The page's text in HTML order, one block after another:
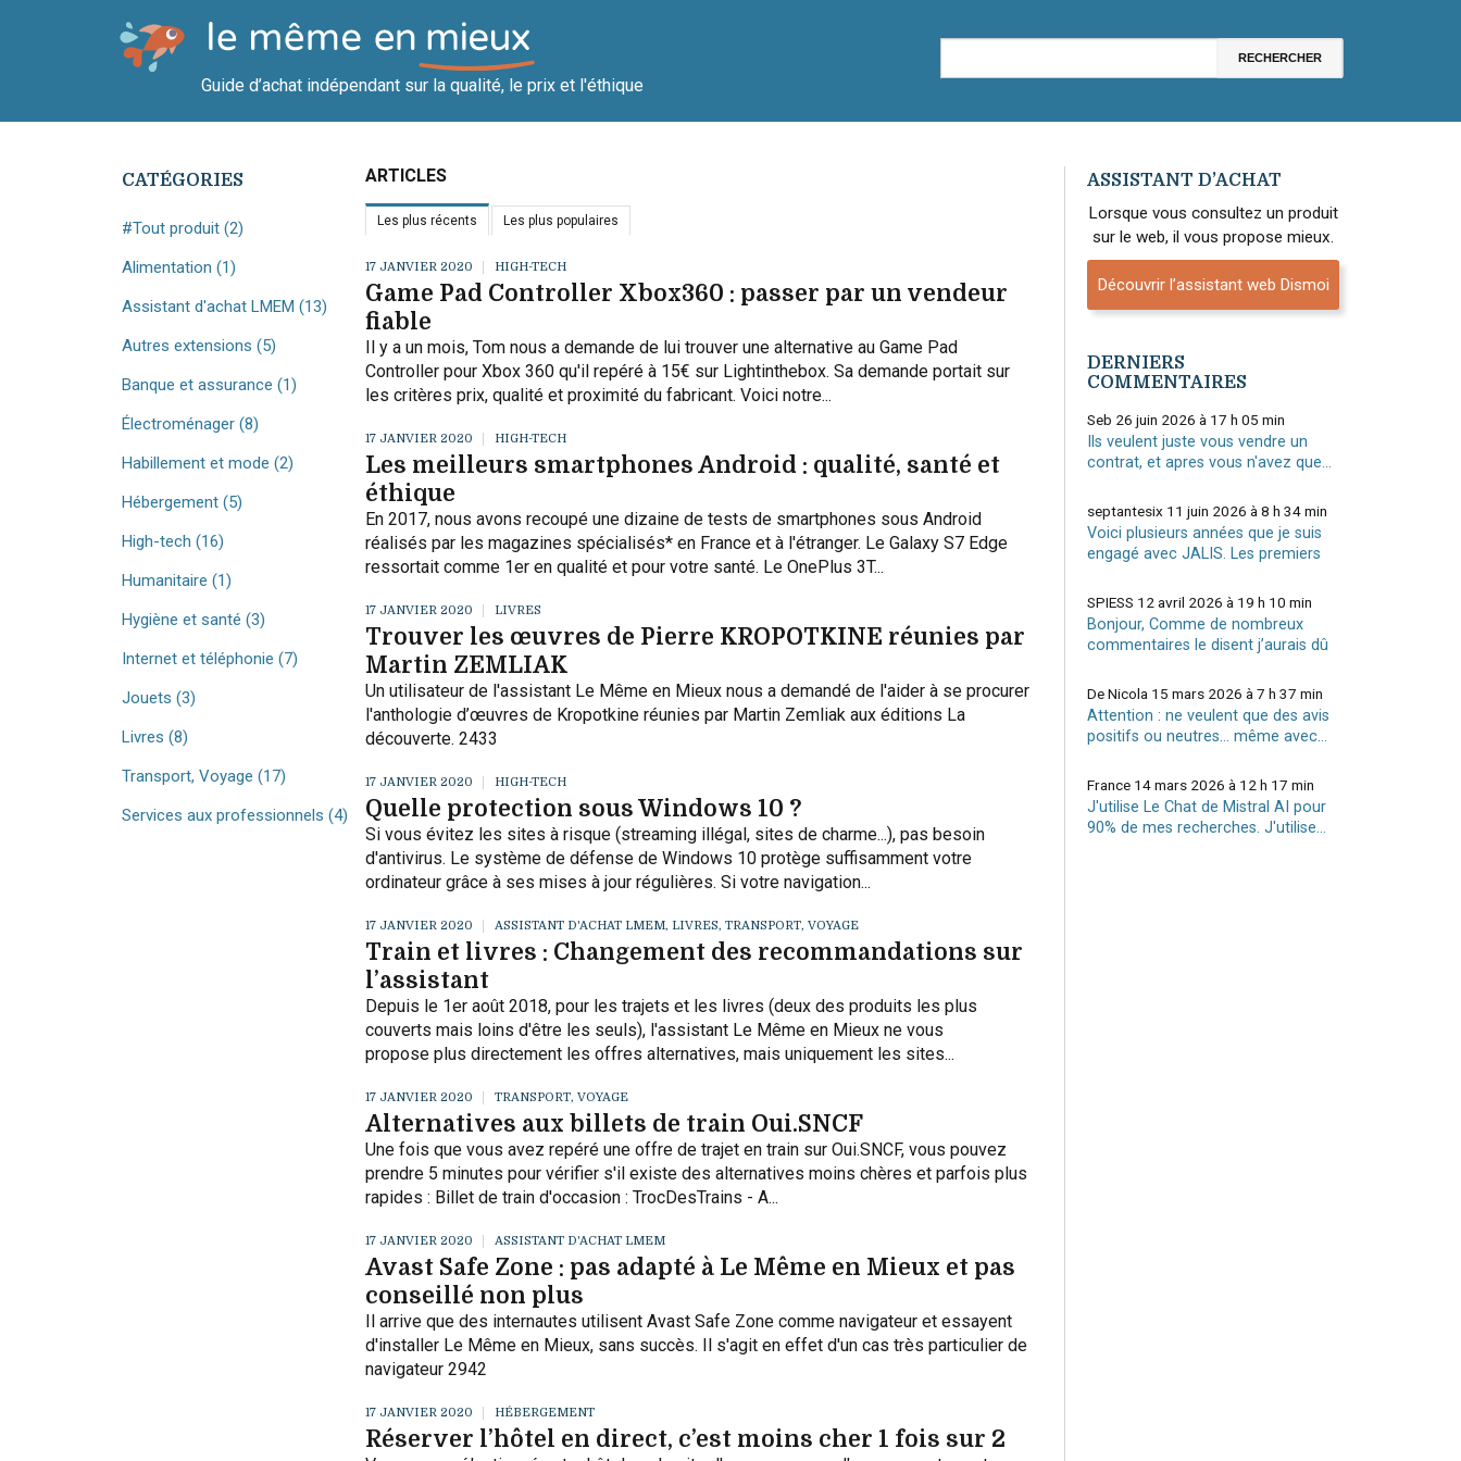
Guide d’achat indépendant sur la qualité, le prix et l'éthique
CATÉGORIES
#Tout produit (2)
Alimentation (1)
Assistant d'achat LMEM (13)
Autres extensions (5)
Banque et assurance (1)
Électroménager (8)
Habillement et mode (2)
Hébergement (5)
High-tech (16)
Humanitaire (1)
Hygiène et santé (3)
Internet et téléphonie (7)
Jouets (3)
Livres (8)
Transport, Voyage (17)
Services aux professionnels (4)
ARTICLES
Les plus récents Les plus populaires
17 JANVIER 2020 HIGH-TECH
Game Pad Controller Xbox360 : passer par un vendeur
fiable
Il y a un mois, Tom nous a demande de lui trouver une alternative au Game Pad
Controller pour Xbox 360 qu'il repéré à 15€ sur Lightinthebox. Sa demande portait sur
les critères prix, qualité et proximité du fabricant. Voici notre...
17 JANVIER 2020 HIGH-TECH
Les meilleurs smartphones Android : qualité, santé et
éthique
En 2017, nous avons recoupé une dizaine de tests de smartphones sous Android
réalisés par les magazines spécialisés* en France et à l'étranger. Le Galaxy S7 Edge
ressortait comme 1er en qualité et pour votre santé. Le OnePlus 3T...
17 JANVIER 2020 LIVRES
Trouver les œuvres de Pierre KROPOTKINE réunies par
Martin ZEMLIAK
Un utilisateur de l'assistant Le Même en Mieux nous a demandé de l'aider à se procurer
l'anthologie d’œuvres de Kropotkine réunies par Martin Zemliak aux éditions La
découverte. 2433
17 JANVIER 2020 HIGH-TECH
Quelle protection sous Windows 10 ?
Si vous évitez les sites à risque (streaming illégal, sites de charme...), pas besoin
d'antivirus. Le système de défense de Windows 10 protège suffisamment votre
ordinateur grâce à ses mises à jour régulières. Si votre navigation...
17 JANVIER 2020 ASSISTANT D'ACHAT LMEM, LIVRES, TRANSPORT, VOYAGE
Train et livres : Changement des recommandations sur
l’assistant
Depuis le 1er août 2018, pour les trajets et les livres (deux des produits les plus
couverts mais loins d'être les seuls), l'assistant Le Même en Mieux ne vous
propose plus directement les offres alternatives, mais uniquement les sites...
17 JANVIER 2020 TRANSPORT, VOYAGE
Alternatives aux billets de train Oui.SNCF
Une fois que vous avez repéré une offre de trajet en train sur Oui.SNCF, vous pouvez
prendre 5 minutes pour vérifier s'il existe des alternatives moins chères et parfois plus
rapides : Billet de train d'occasion : TrocDesTrains - A...
17 JANVIER 2020 ASSISTANT D'ACHAT LMEM
Avast Safe Zone : pas adapté à Le Même en Mieux et pas
conseillé non plus
Il arrive que des internautes utilisent Avast Safe Zone comme navigateur et essayent
d'installer Le Même en Mieux, sans succès. Il s'agit en effet d'un cas très particulier de
navigateur 2942
17 JANVIER 2020 HÉBERGEMENT
Réserver l’hôtel en direct, c’est moins cher 1 fois sur 2
ASSISTANT D’ACHAT
Lorsque vous consultez un produit
sur le web, il vous propose mieux.
Découvrir l’assistant web Dismoi
DERNIERS
COMMENTAIRES
Seb 26 juin 2026 à 17 h 05 min
Ils veulent juste vous vendre un
contrat, et apres vous n'avez que...
septantesix 11 juin 2026 à 8 h 34 min
Voici plusieurs années que je suis
engagé avec JALIS. Les premiers
SPIESS 12 avril 2026 à 19 h 10 min
Bonjour, Comme de nombreux
commentaires le disent j’aurais dû
De Nicola 15 mars 2026 à 7 h 37 min
Attention : ne veulent que des avis
positifs ou neutres... même avec...
France 14 mars 2026 à 12 h 17 min
J'utilise Le Chat de Mistral AI pour
90% de mes recherches. J'utilise...